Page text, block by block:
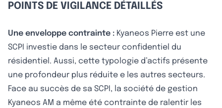
POINTS DE VIGILANCE DÉTAILLÉS
Une enveloppe contrainte : Kyaneos Pierre est une
SCPI investie dans le secteur confidentiel du
résidentiel. Aussi, cette typologie d’actifs présente
une profondeur plus réduite e les autres secteurs.
Face au succès de sa SCPI, la société de gestion
Kyaneos AM a même été contrainte de ralentir les